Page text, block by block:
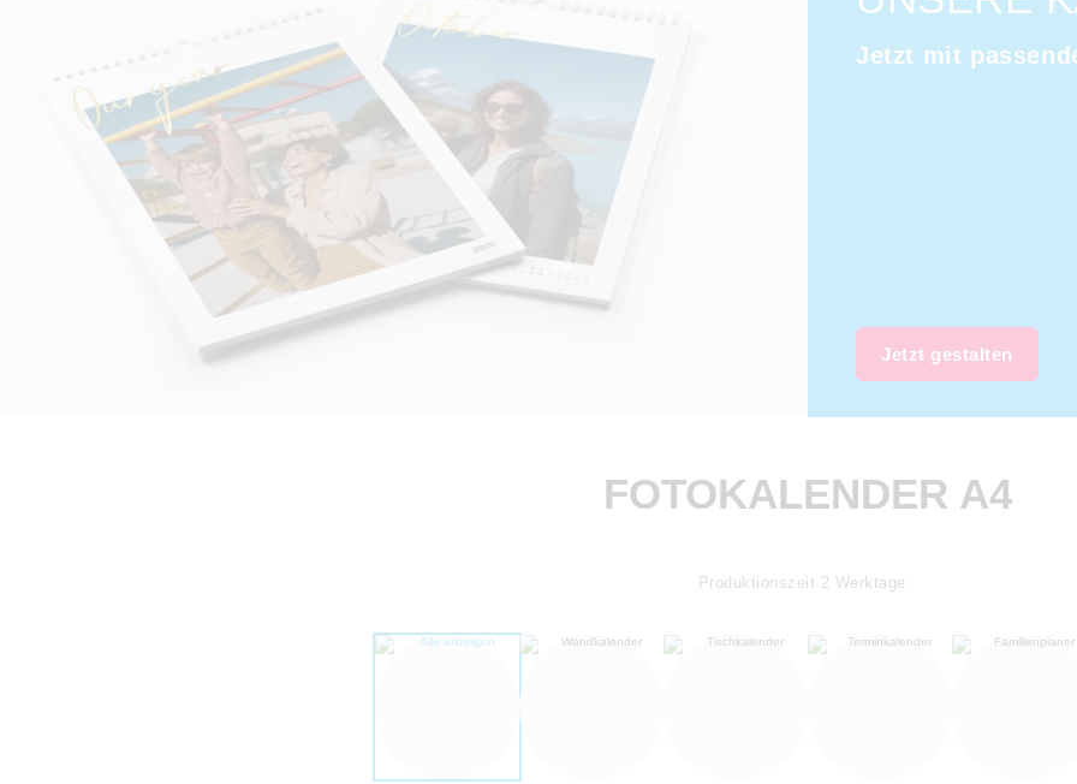
Jetzt mit
Jetzt gestalten
FOTOKALENDER A4
Produktionszeit 2 Werktage